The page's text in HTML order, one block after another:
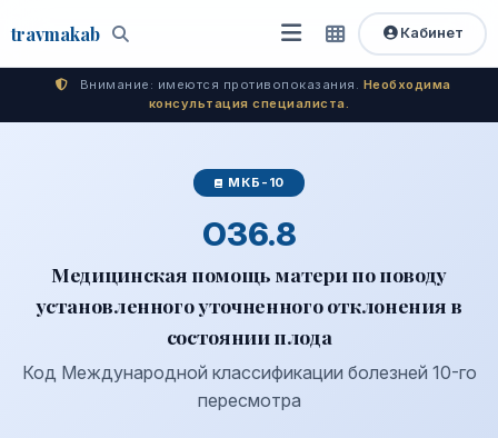
travmakab Поиск
Открыть
меню
Быстрый
доступ
Кабинет
Внимание: имеются противопоказания. Необходима
консультация специалиста.
МКБ-10
O36.8
Медицинская помощь матери по поводу
установленного уточненного отклонения в
состоянии плода
Код Международной классификации болезней 10-го
пересмотра